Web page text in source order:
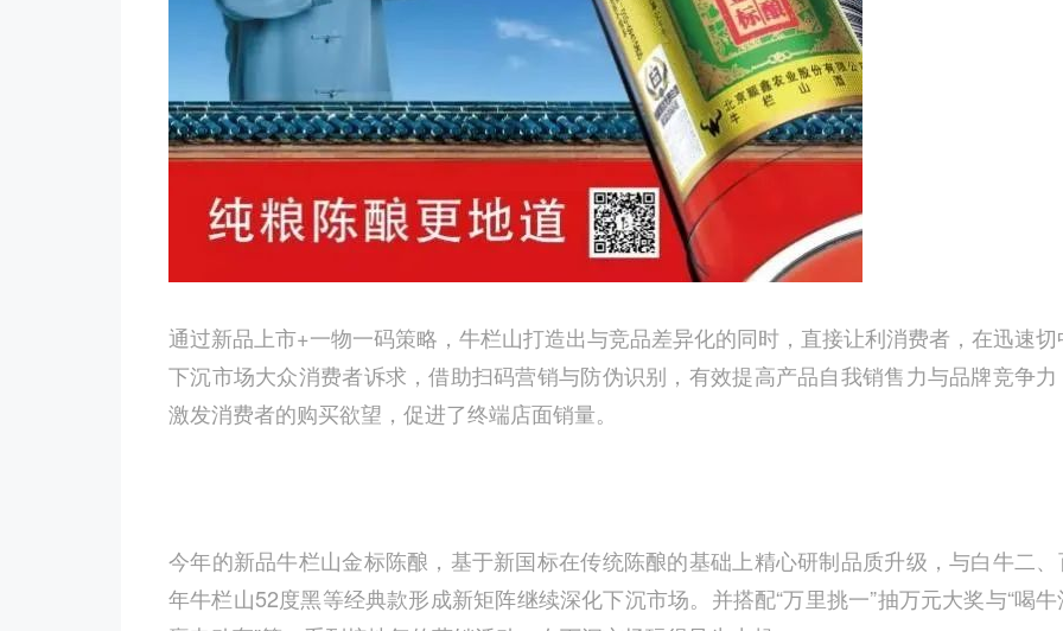
通过新品上市+一物一码策略，牛栏山打造出与竞品差异化的同时，直接让利消费者，在迅速
下沉市场大众消费者诉求，借助扫码营销与防伪识别，有效提高产品自我销售力与品牌竞争力
激发消费者的购买欲望，促进了终端店面销量。
今年的新品牛栏山金标陈酿，基于新国标在传统陈酿的基础上精心研制品质升级，与白牛二、
年牛栏山52度黑等经典款形成新矩阵继续深化下沉市场。并搭配“万里挑一”抽万元大奖与“喝